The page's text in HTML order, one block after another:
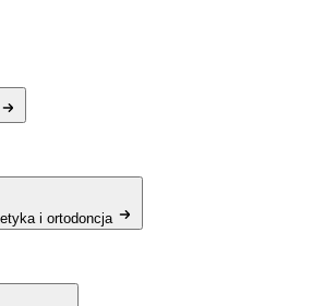
i ortodoncja